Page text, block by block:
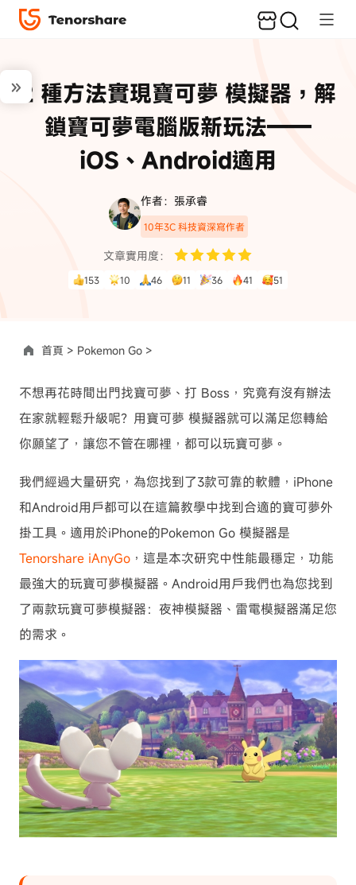
2 種方法實現寶可夢 模擬器，解
鎖寶可夢電腦版新玩法——
iOS、Android適用
作者：張承睿
10年3C 科技資深寫作者
文章實用度：
153 10 46 11 36 41 51
首頁 > Pokemon Go >
不想再花時間出門找寶可夢、打 Boss，究竟有沒有辦法
在家就輕鬆升級呢？用寶可夢 模擬器就可以滿足您轉給
你願望了，讓您不管在哪裡，都可以玩寶可夢。
我們經過大量研究，為您找到了3款可靠的軟體，iPhone
和Android用戶都可以在這篇教學中找到合適的寶可夢外
掛工具。 適用於iPhone的Pokemon Go 模擬器是
Tenorshare iAnyGo ，這是本次研究中性能最穩定，功能
最強大的玩寶可夢模擬器。Android用戶我們也為您找到
了兩款玩寶可夢模擬器：夜神模擬器、雷電模擬器滿足您
的需求。